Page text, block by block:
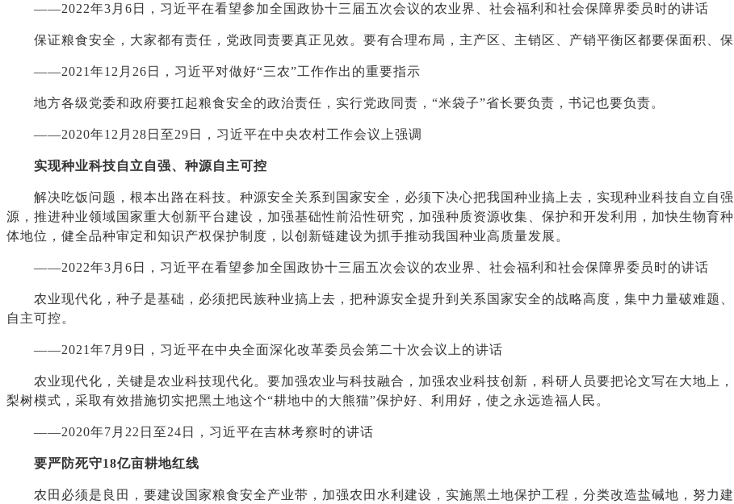
——2022年3月6日，习近平在看望参加全国政协十三届五次会议的农业界、社会福利和社会保障界委员时的讲话
保证粮食安全，大家都有责任，党政同责要真正见效。要有合理布局，主产区、主销区、产销平衡区都要保面积、保
——2021年12月26日，习近平对做好“三农”工作作出的重要指示
地方各级党委和政府要扛起粮食安全的政治责任，实行党政同责，“米袋子”省长要负责，书记也要负责。
——2020年12月28日至29日，习近平在中央农村工作会议上强调
实现种业科技自立自强、种源自主可控
解决吃饭问题，根本出路在科技。种源安全关系到国家安全，必须下决心把我国种业搞上去，实现种业科技自立自
源，推进种业领域国家重大创新平台建设，加强基础性前沿性研究，加强种质资源收集、保护和开发利用，加快生物育
体地位，健全品种审定和知识产权保护制度，以创新链建设为抓手推动我国种业高质量发展。
——2022年3月6日，习近平在看望参加全国政协十三届五次会议的农业界、社会福利和社会保障界委员时的讲话
农业现代化，种子是基础，必须把民族种业搞上去，把种源安全提升到关系国家安全的战略高度，集中力量破难题
自主可控。
——2021年7月9日，习近平在中央全面深化改革委员会第二十次会议上的讲话
农业现代化，关键是农业科技现代化。要加强农业与科技融合，加强农业科技创新，科研人员要把论文写在大地上
梨树模式，采取有效措施切实把黑土地这个“耕地中的大熊猫”保护好、利用好，使之永远造福人民。
——2020年7月22日至24日，习近平在吉林考察时的讲话
要严防死守18亿亩耕地红线
农田必须是良田，要建设国家粮食安全产业带，加强农田水利建设，实施黑土地保护工程，分类改造盐碱地，努力